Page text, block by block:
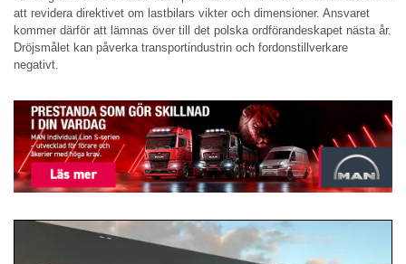
att revidera direktivet om lastbilars vikter och dimensioner. Ansvaret
kommer därför att lämnas över till det polska ordförandeskapet nästa år.
Dröjsmålet kan påverka transportindustrin och fordonstillverkare
negativt.